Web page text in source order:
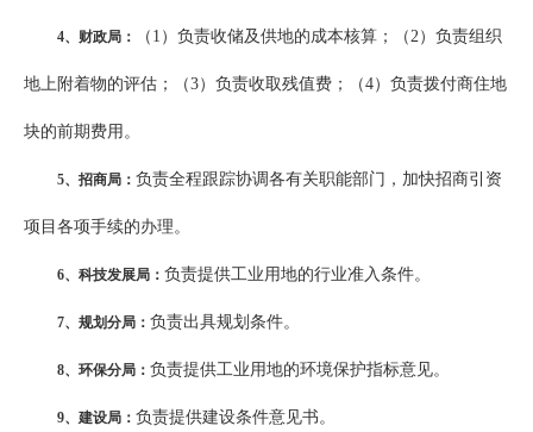
4、财政局： （1）负责收储及供地的成本核算；（2）负责组织
地上附着物的评估；（3）负责收取残值费；（4）负责拨付商住地
块的前期费用。
5、招商局： 负责全程跟踪协调各有关职能部门，加快招商引资
项目各项手续的办理。
6、科技发展局： 负责提供工业用地的行业准入条件。
7、规划分局： 负责出具规划条件。
8、环保分局： 负责提供工业用地的环境保护指标意见。
9、建设局： 负责提供建设条件意见书。